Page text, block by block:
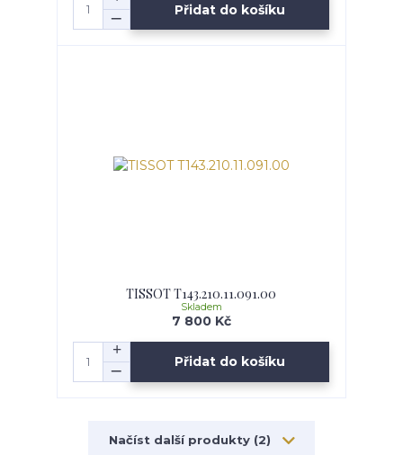
Přidat do košíku
TISSOT T143.210.11.091.00
7 800 Kč
Skladem
Přidat do košíku
Načíst další produkty (2)